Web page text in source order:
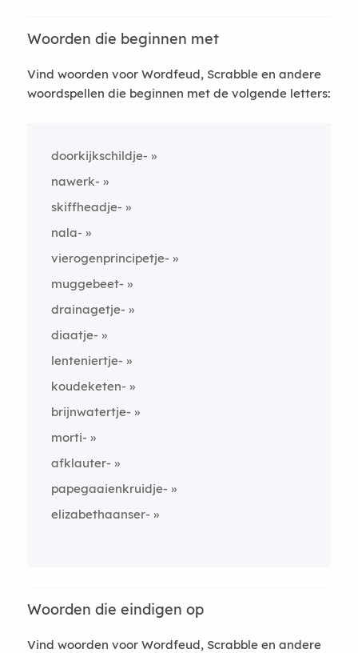
Woorden die beginnen met
Vind woorden voor Wordfeud, Scrabble en andere
woordspellen die beginnen met de volgende letters:
doorkijkschildje-
nawerk-
skiffheadje-
nala-
vierogenprincipetje-
muggebeet-
drainagetje-
diaatje-
lenteniertje-
koudeketen-
brijnwatertje-
morti-
afklauter-
papegaaienkruidje-
elizabethaanser-
Woorden die eindigen op
Vind woorden voor Wordfeud, Scrabble en andere